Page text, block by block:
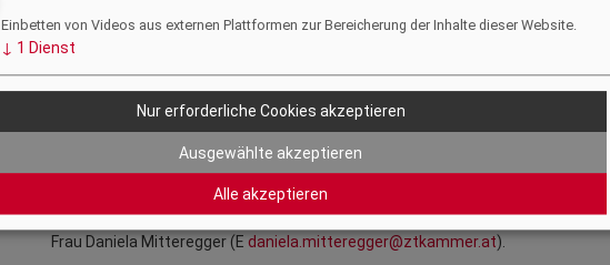
Einbetten von Videos aus externen Plattformen zur Bereicherung der Inhalte dieser Website.
↓ 1 Dienst
Nur erforderliche Cookies akzeptieren
Ausgewählte akzeptieren
Alle akzeptieren
WSA/WOA neu
Die Nachfolgepublikation der Wettbewerbsordnung Architektur aus dem Jahr
Architektur - WSA 2010“. Sie gliedert sich in zwei Abschnitte, den
Wettbewerbsordnung Architektur. Dieser wurde im Jahr 2022 überarbeitet
Informationen dazu finden Siehier.
Gerne stehen Ihnen auch gedruckte Versionen der Broschüre zur Verfügung.
Frau Daniela Mitteregger (Edaniela.mitteregger@ztkammer.at).